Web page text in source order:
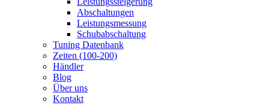
Abschaltungen
Leistungsmessung
Schubabschaltung
Tuning Datenbank
Zeiten (100-200)
Händler
Blog
Über uns
Kontakt